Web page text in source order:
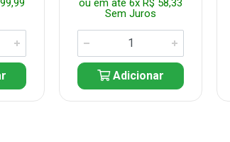
ou em até 6x R$ 58,33
Sem Juros
Adicionar